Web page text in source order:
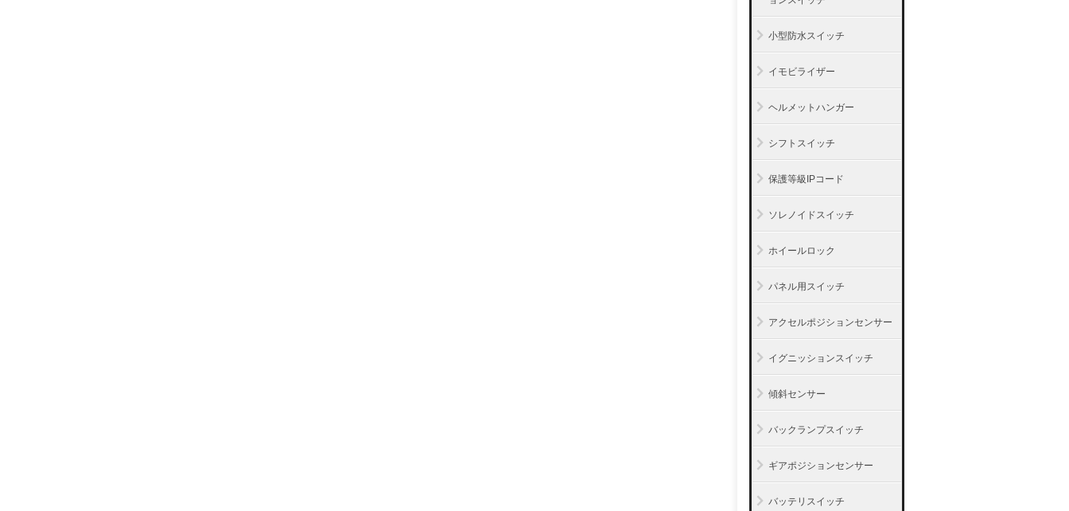
小型防水スイッチ
イモビライザー
ヘルメットハンガー
シフトスイッチ
保護等級IPコード
ソレノイドスイッチ
ホイールロック
パネル用スイッチ
アクセルポジションセンサー
イグニッションスイッチ
傾斜センサー
バックランプスイッチ
ギアポジションセンサー
バッテリスイッチ